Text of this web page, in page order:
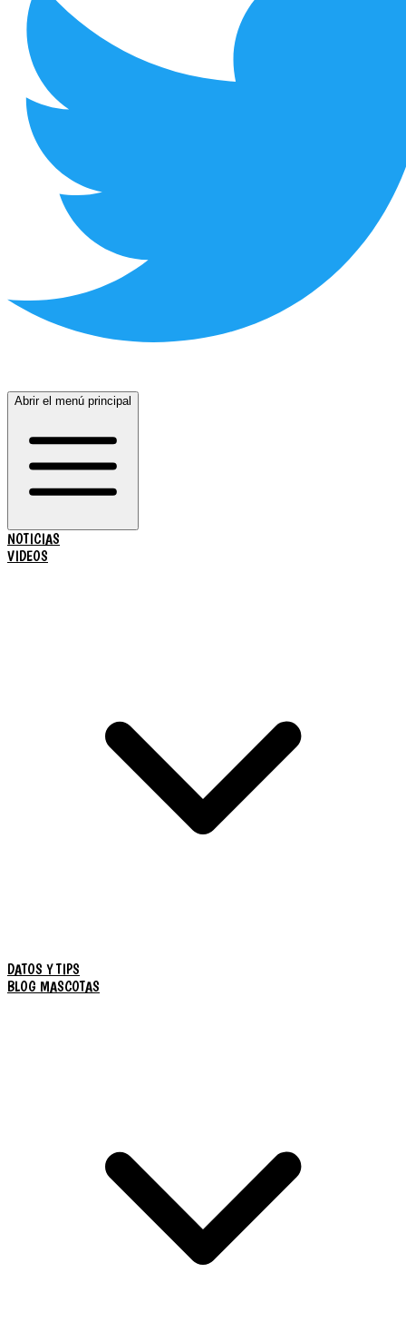
Abrir el menú principal
NOTICIAS
VIDEOS
DATOS Y TIPS
BLOG MASCOTAS